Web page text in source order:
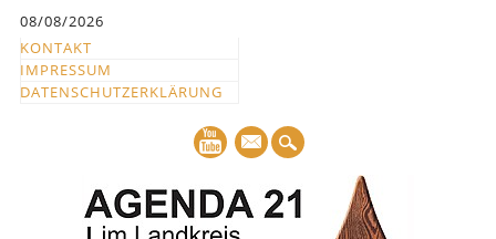
springen
08/08/2026
KONTAKT
IMPRESSUM
DATENSCHUTZERKLÄRUNG